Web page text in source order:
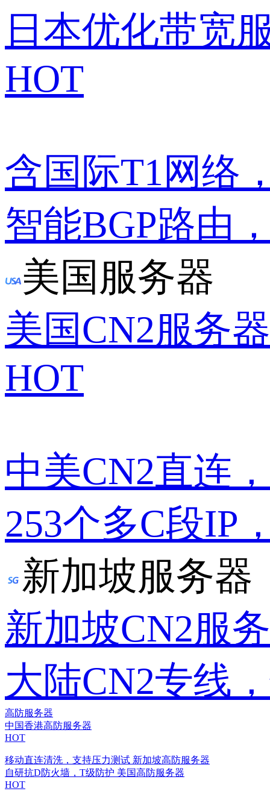
日本优化带宽
HOT
含国际T1网络
智能BGP路由
美国服务器
美国CN2服务器
HOT
中美CN2直连
253个多C段IP
新加坡服务器
新加坡CN2服
大陆CN2专线
高防服务器
中国香港高防服务器
HOT
移动直连清洗，支持压力测试 新加坡高防服务器
自研抗D防火墙，T级防护 美国高防服务器
HOT